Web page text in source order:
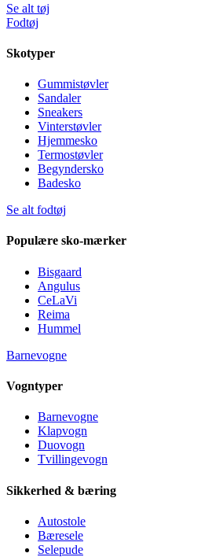
Se alt tøj
Fodtøj
Skotyper
Gummistøvler
Sandaler
Sneakers
Vinterstøvler
Hjemmesko
Termostøvler
Begyndersko
Badesko
Se alt fodtøj
Populære sko-mærker
Bisgaard
Angulus
CeLaVi
Reima
Hummel
Barnevogne
Vogntyper
Barnevogne
Klapvogn
Duovogn
Tvillingevogn
Sikkerhed & bæring
Autostole
Bæresele
Selepude